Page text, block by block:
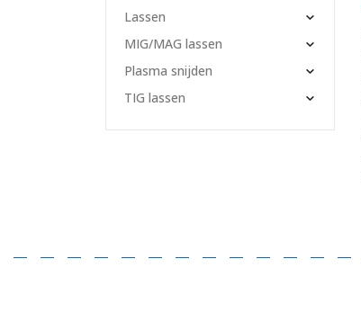
Lassen
MIG/MAG lassen
Plasma snijden
TIG lassen